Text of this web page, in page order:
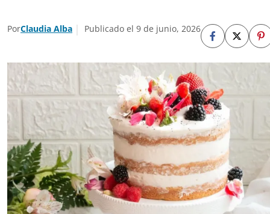
PorClaudia Alba Publicado el 9 de junio, 2026